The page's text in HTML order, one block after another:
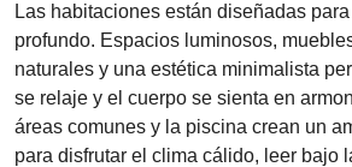
Las habitaciones están diseñadas
profundo. Espacios luminosos,
naturales y una estética minimalista
se relaje y el cuerpo se sienta en
áreas comunes y la piscina crean un
para disfrutar el clima cálido, leer bajo